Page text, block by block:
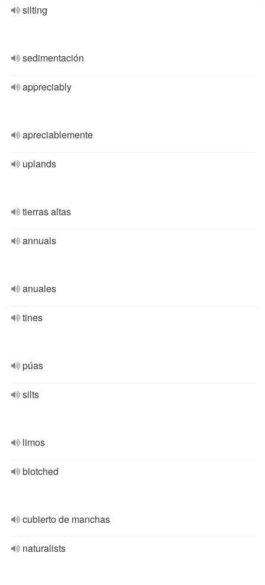
silting
sedimentación
appreciably
apreciablemente
uplands
tierras altas
annuals
anuales
tines
púas
silts
limos
blotched
cubierto de manchas
naturalists